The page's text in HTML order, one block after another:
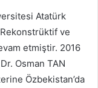
Atatürk
ve
etmiştir. 2016
Osman TAN
Özbekistan’da